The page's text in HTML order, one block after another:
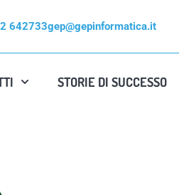
642733gep@gepinformatica.it
STORIE DI SUCCESSO